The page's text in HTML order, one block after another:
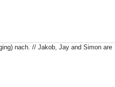
nach. // Jakob, Jay and Simon are